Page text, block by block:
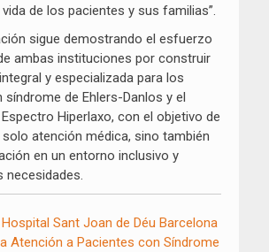
de los pacientes y sus familias”.
sigue demostrando el esfuerzo
ambas instituciones por construir
y especializada para los
de Ehlers-Danlos y el
Hiperlaxo, con el objetivo de
atención médica, sino también
en un entorno inclusivo y
necesidades.
Sant Joan de Déu Barcelona
Atención a Pacientes con Síndrome